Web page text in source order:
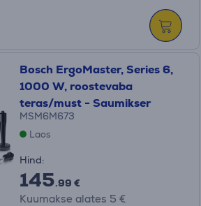
Bosch ErgoMaster, Series 6,
1000 W, roostevaba
teras/must - Saumikser
MSM6M673
Laos
Hind:
145.99 €
Kuumakse alates 5 €